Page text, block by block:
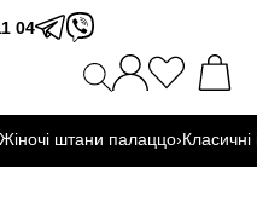
04
Жіночі штани палаццо›Класичні